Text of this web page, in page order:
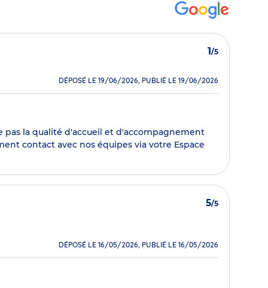
1/5
DÉPOSÉ LE 19/06/2026, PUBLIÉ LE 19/06/2026
pas la qualité d'accueil et d'accompagnement
contact avec nos équipes via votre Espace
5/5
DÉPOSÉ LE 16/05/2026, PUBLIÉ LE 16/05/2026